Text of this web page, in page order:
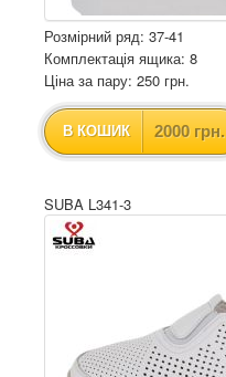
Розмірний ряд: 37-41
Комплектація ящика: 8
Ціна за пару: 250 грн.
В КОШИК 2000 грн.
SUBA L341-3